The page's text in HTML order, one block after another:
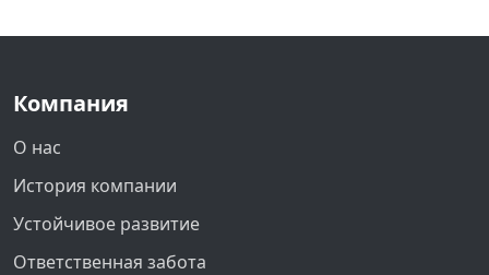
Компания
О нас
История компании
Устойчивое развитие
Ответственная забота